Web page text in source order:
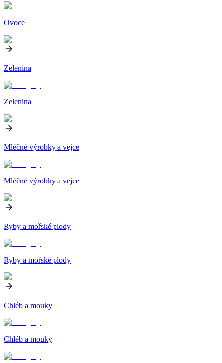
Ovoce
Zelenina
Zelenina
Mléčné výrobky a vejce
Mléčné výrobky a vejce
Ryby a mořské plody
Ryby a mořské plody
Chléb a mouky
Chléb a mouky